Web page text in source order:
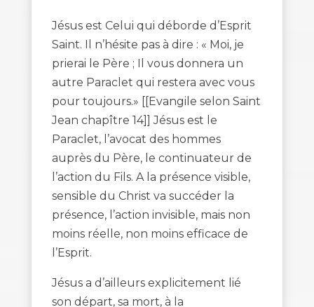
Jésus est Celui qui déborde d’Esprit
Saint. Il n’hésite pas à dire : « Moi, je
prierai le Père ; Il vous donnera un
autre Paraclet qui restera avec vous
pour toujours.» [[Evangile selon Saint
Jean chapître 14]] Jésus est le
Paraclet, l’avocat des hommes
auprès du Père, le continuateur de
l’action du Fils. A la présence visible,
sensible du Christ va succéder la
présence, l’action invisible, mais non
moins réelle, non moins efficace de
l’Esprit.
Jésus a d’ailleurs explicitement lié
son départ, sa mort, à la